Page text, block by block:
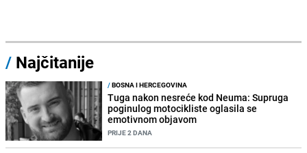
/ Najčitanije
/BOSNA I HERCEGOVINA
Tuga nakon nesreće kod Neuma: Supruga
poginulog motocikliste oglasila se
emotivnom objavom
PRIJE 2 DANA